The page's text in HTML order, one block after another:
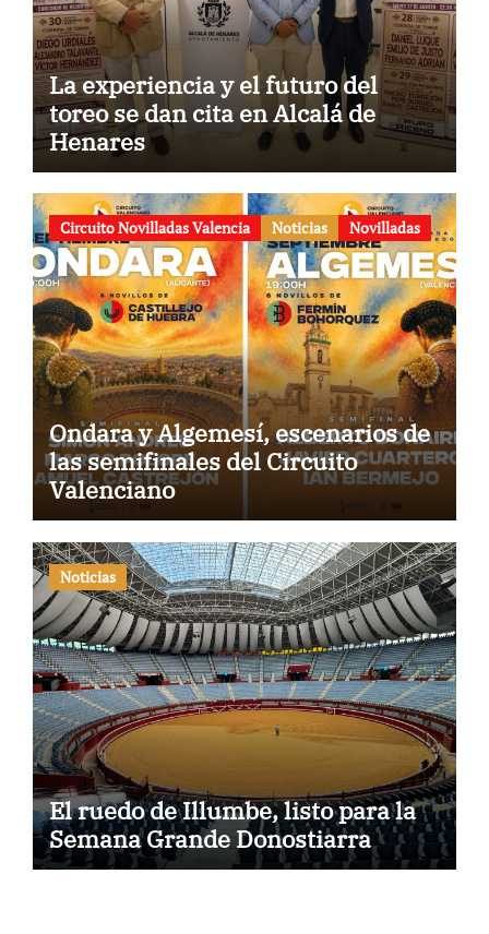
La experiencia y el futuro del
toreo se dan cita en Alcalá de
Henares
Circuito Novilladas Valencia Noticias Novilladas
Ondara y Algemesí, escenarios de
las semifinales del Circuito
Valenciano
Noticias
El ruedo de Illumbe, listo para la
Semana Grande Donostiarra